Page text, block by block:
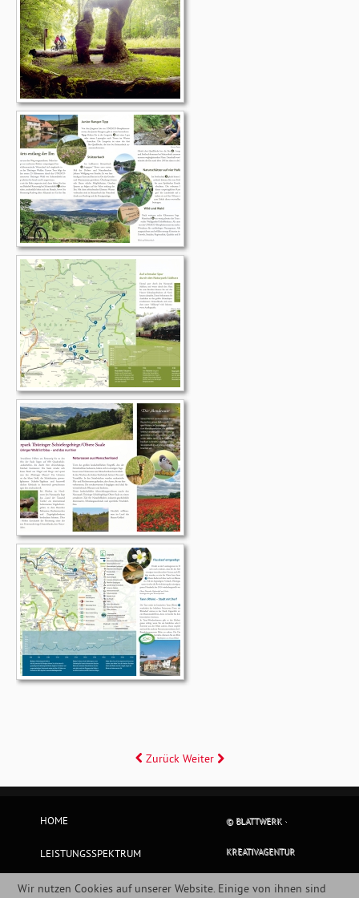
Zurück Weiter
HOME
LEISTUNGSSPEKTRUM
BLATTWERKER
© BLATTWERK ·
KREATIVAGENTUR
Wir nutzen Cookies auf unserer Website. Einige von ihnen sind